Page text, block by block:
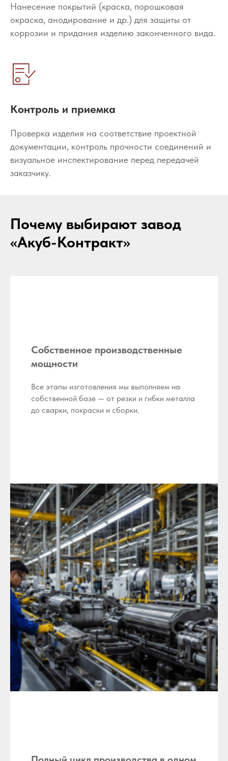
Нанесение покрытий (краска, порошковая
окраска, анодирование и др.) для защиты от
коррозии и придания изделию законченного вида.
Контроль и приемка
Проверка изделия на соответствие проектной
документации, контроль прочности соединений и
визуальное инспектирование перед передачей
заказчику.
Почему выбирают завод
«Акуб-Контракт»
Собственное производственные
мощности
Все этапы изготовления мы выполняем на
собственной базе — от резки и гибки металла
до сварки, покраски и сборки.